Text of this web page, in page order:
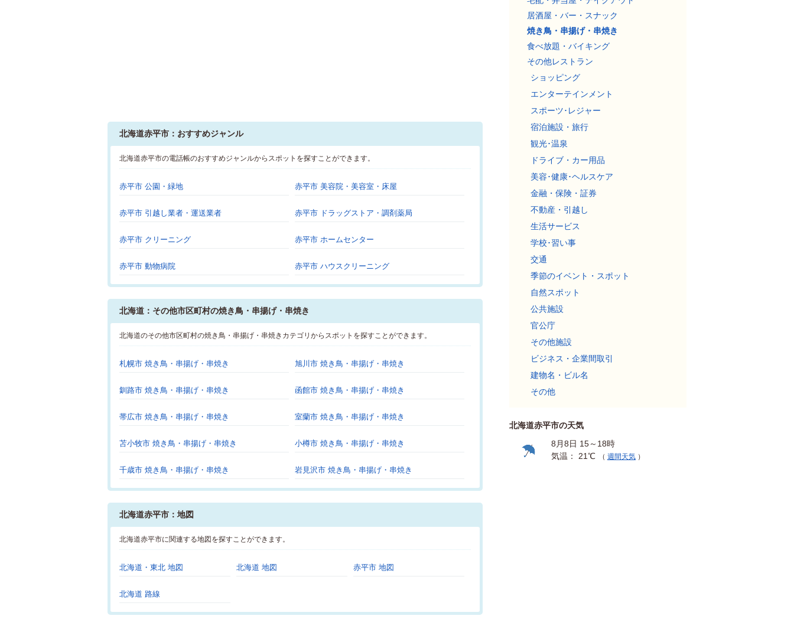
北海道赤平市：おすすめジャンル
北海道赤平市の電話帳のおすすめジャンルからスポットを探すことができます。
赤平市 公園・緑地 赤平市 美容院・美容室・床屋
赤平市 引越し業者・運送業者 赤平市 ドラッグストア・調剤薬局
赤平市 クリーニング 赤平市 ホームセンター
赤平市 動物病院 赤平市 ハウスクリーニング
北海道：その他市区町村の焼き鳥・串揚げ・串焼き
北海道のその他市区町村の焼き鳥・串揚げ・串焼きカテゴリからスポットを探すことができます。
札幌市 焼き鳥・串揚げ・串焼き 旭川市 焼き鳥・串揚げ・串焼き
釧路市 焼き鳥・串揚げ・串焼き 函館市 焼き鳥・串揚げ・串焼き
帯広市 焼き鳥・串揚げ・串焼き 室蘭市 焼き鳥・串揚げ・串焼き
苫小牧市 焼き鳥・串揚げ・串焼き 小樽市 焼き鳥・串揚げ・串焼き
千歳市 焼き鳥・串揚げ・串焼き 岩見沢市 焼き鳥・串揚げ・串焼き
北海道赤平市：地図
北海道赤平市に関連する地図を探すことができます。
北海道・東北 地図 北海道 地図 赤平市 地図
北海道 路線
居酒屋・バー・スナック
焼き鳥・串揚げ・串焼き
食べ放題・バイキング
その他レストラン
ショッピング
エンターテインメント
スポーツ･レジャー
宿泊施設・旅行
観光･温泉
ドライブ・カー用品
美容･健康･ヘルスケア
金融・保険・証券
不動産・引越し
生活サービス
学校･習い事
交通
季節のイベント・スポット
自然スポット
公共施設
官公庁
その他施設
ビジネス・企業間取引
建物名・ビル名
その他
北海道赤平市の天気
8月8日 15～18時
気温： 21℃
（ 週間天気 ）